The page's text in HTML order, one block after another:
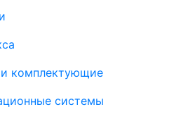
комплектующие
системы